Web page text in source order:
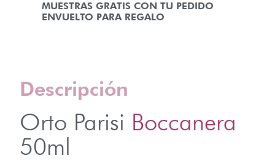
MUESTRAS GRATIS CON TU PEDIDO
ENVUELTO PARA REGALO
Descripción
Orto Parisi Boccanera
50ml